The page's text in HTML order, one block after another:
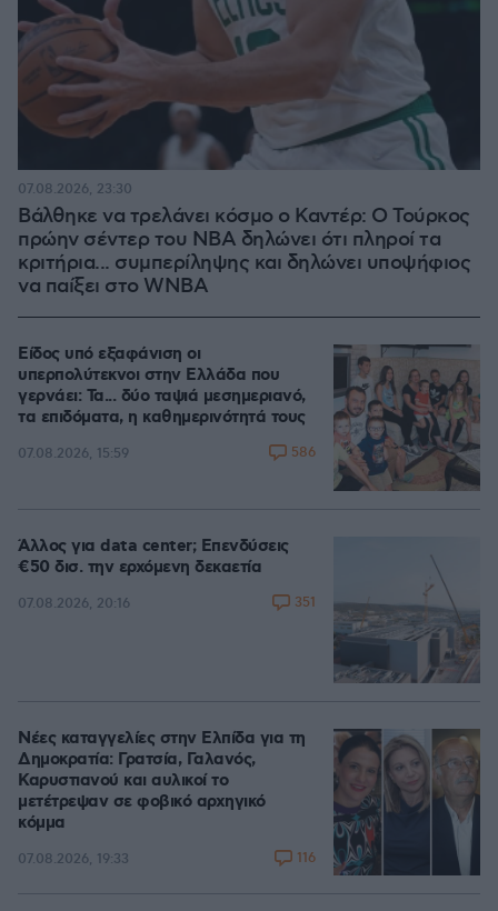
Βάλθηκε να τρελάνει κόσμο ο Καντέρ: Ο Τούρκος
πρώην σέντερ του NBA δηλώνει ότι πληροί τα
κριτήρια... συμπερίληψης και δηλώνει υποψήφιος
να παίξει στο WNBA
07.08.2026, 23:30
Είδος υπό εξαφάνιση οι
υπερπολύτεκνοι στην Ελλάδα που
γερνάει: Τα... δύο ταψιά μεσημεριανό,
τα επιδόματα, η καθημερινότητά τους
07.08.2026, 15:59 586
Άλλος για data center; Επενδύσεις
€50 δισ. την ερχόμενη δεκαετία
07.08.2026, 20:16 351
Νέες καταγγελίες στην Ελπίδα για τη
Δημοκρατία: Γρατσία, Γαλανός,
Καρυστιανού και αυλικοί το
μετέτρεψαν σε φοβικό αρχηγικό
κόμμα
07.08.2026, 19:33 116